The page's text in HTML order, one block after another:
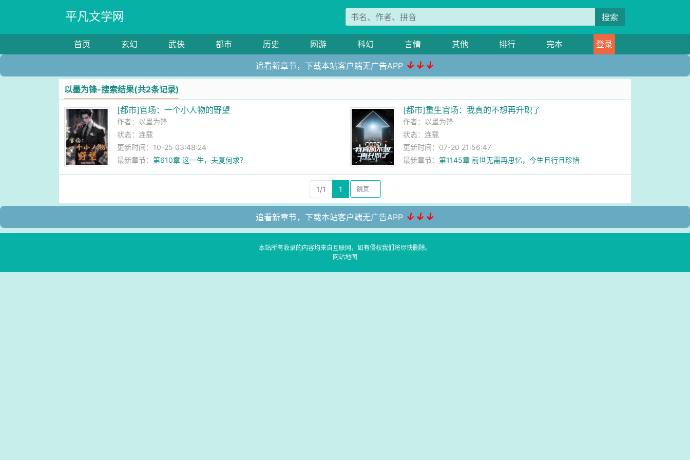
平凡文学网 搜索
首页 玄幻 武侠 都市 历史 网游 科幻 言情 其他 排行 完本 登录
追看新章节，下载本站客户端无广告APP ↓↓↓
以墨为锋-搜索结果(共2条记录)
[都市]官场：一个小人物的野望
作者： 以墨为锋
状态：连载
更新时间：10-25 03:48:24
最新章节：第610章 这一生，夫复何求？
[都市]重生官场：我真的不想再升职了
作者：
以墨为锋
状态：连载
更新时间：07-20 21:56:47
最新章节： 第1145章 前世无需再思忆，今生且行且珍惜
1/1 1
追看新章节，下载本站客户端无广告APP ↓↓↓
本站所有收录的内容均来自互联网，如有侵权我们将尽快删除。
网站地图